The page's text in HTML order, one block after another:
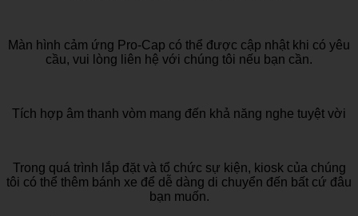
Màn hình cảm ứng Pro-Cap có thể được cập nhật khi có yêu
cầu, vui lòng liên hệ với chúng tôi nếu bạn cần.
Tích hợp âm thanh vòm mang đến khả năng nghe tuyệt vời
Trong quá trình lắp đặt và tổ chức sự kiện, kiosk của chúng
tôi có thể thêm bánh xe để dễ dàng di chuyển đến bất cứ đâu
bạn muốn.